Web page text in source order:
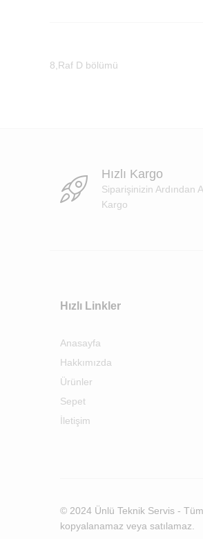
8,Raf D bölümü
Hızlı Kargo
Siparişinizin Ardından
Kargo
Hızlı Linkler
Anasayfa
Hakkımızda
Ürünler
Sepet
İletişim
© 2024 Ünlü Teknik Servis -
kopyalanamaz veya satılamaz.